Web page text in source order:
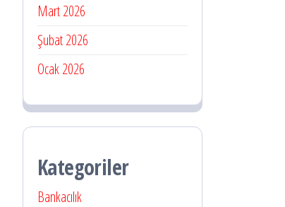
Mart 2026
Şubat 2026
Ocak 2026
Kategoriler
Bankacılık